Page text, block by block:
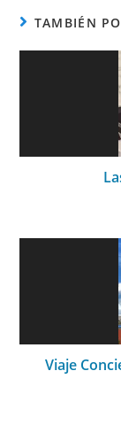
TAMBIÉN
Viaje